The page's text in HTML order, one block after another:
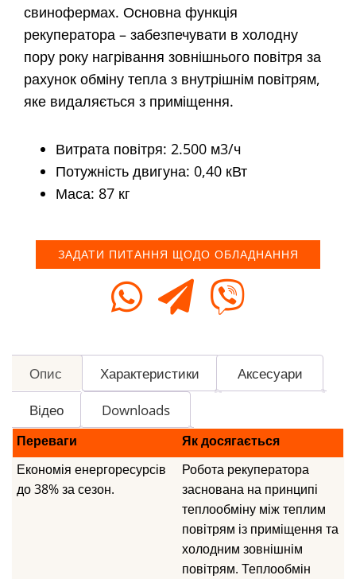
свинофермах. Основна функція
рекуператора – забезпечувати в холодну
пору року нагрівання зовнішнього повітря за
рахунок обміну тепла з внутрішнім повітрям,
яке видаляється з приміщення.
Витрата повітря: 2.500 м3/ч
Потужність двигуна: 0,40 кВт
Маса: 87 кг
ЗАДАТИ ПИТАННЯ ЩОДО ОБЛАДНАННЯ
Опис Характеристики
Аксесуари
Відео
Downloads
Переваги
Як досягається
Економія енергоресурсів
до 38% за сезон.
Робота рекуператора
заснована на принципі
теплообміну між теплим
повітрям із приміщення та
холодним зовнішнім
повітрям. Теплообмін